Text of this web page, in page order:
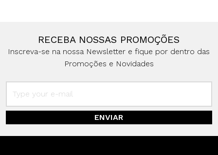
RECEBA NOSSAS PROMOÇÕES
Inscreva-se na nossa Newsletter e fique por dentro das
Promoções e Novidades
ENVIAR